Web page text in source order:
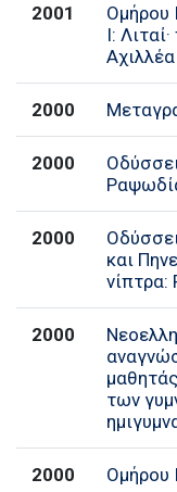
2001
Ομήρου
Ι:
Αχιλλέα
2000
2000
2000
και
2000
των
2000 Ομήρου